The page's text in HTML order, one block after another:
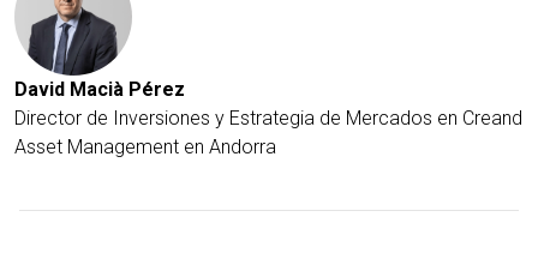
David Macià Pérez
Director de Inversiones y Estrategia de Mercados en Creand
Asset Management en Andorra